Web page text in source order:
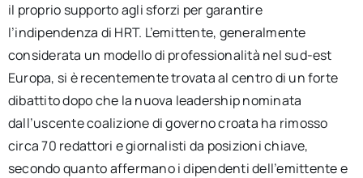
il proprio supporto agli sforzi per garantire
l’indipendenza di HRT. L’emittente, generalmente
considerata un modello di professionalità nel sud-est
Europa, si è recentemente trovata al centro di un forte
dibattito dopo che la nuova leadership nominata
dall’uscente coalizione di governo croata ha rimosso
circa 70 redattori e giornalisti da posizioni chiave,
secondo quanto affermano i dipendenti dell’emittente e